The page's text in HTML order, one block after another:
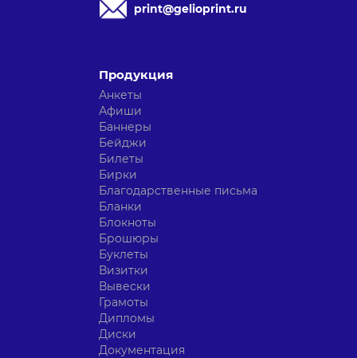
print@gelioprint.ru
Продукция
Анкеты
Афиши
Баннеры
Бейджи
Билеты
Бирки
Благодарственные письма
Бланки
Блокноты
Брошюры
Буклеты
Визитки
Вывески
Грамоты
Дипломы
Диски
Документация